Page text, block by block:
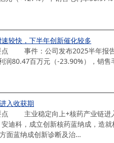
较快，下半年创新催化较多
：公司发布2025半年报告，
润80.47百万元（-23.90%），销
入收获期
稳定向上+核药产业链进入收
迪科，成立创新核药蓝纳成，造
面蓝纳成创新诊断及治…